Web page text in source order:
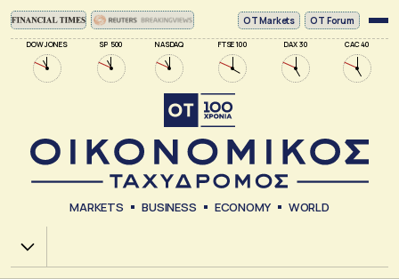
DOW JONES SP 500 NASDAQ FTSE 100 DAX 30 CAC 40
ΟΤ Markets OT Forum
MARKETS BUSINESS ECONOMY WORLD
Χ.Α.